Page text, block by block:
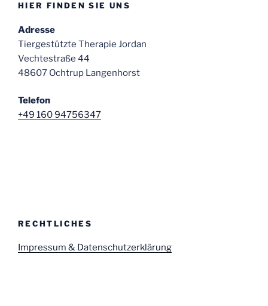
HIER FINDEN SIE UNS
Adresse
Tiergestützte Therapie Jordan
Vechtestraße 44
48607 Ochtrup Langenhorst
Telefon
+49 160 94756347
RECHTLICHES
Impressum & Datenschutzerklärung